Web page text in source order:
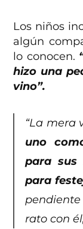
Los niños
algún
lo conocen.
hizo una
vino”.
“La mera
uno
para
para
rato con